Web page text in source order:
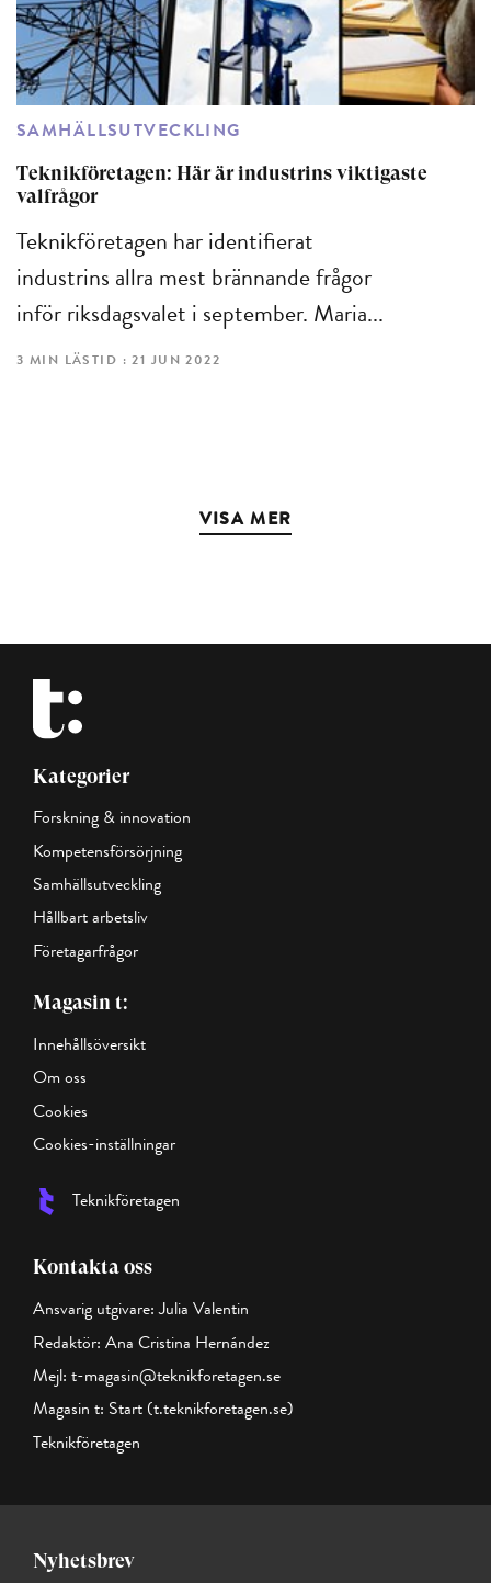
SAMHÄLLSUTVECKLING
Teknikföretagen: Här är industrins viktigaste
valfrågor
Teknikföretagen har identifierat
industrins allra mest brännande frågor
inför riksdagsvalet i september. Maria...
3 MIN LÄSTID : 21 JUN 2022
VISA MER
Kategorier
Forskning & innovation
Kompetensförsörjning
Samhällsutveckling
Hållbart arbetsliv
Företagarfrågor
Magasin t:
Innehållsöversikt
Om oss
Cookies
Cookies-inställningar
Teknikföretagen
Kontakta oss
Ansvarig utgivare: Julia Valentin
Redaktör: Ana Cristina Hernández
Mejl: t-magasin@teknikforetagen.se
Magasin t: Start (t.teknikforetagen.se)
Teknikföretagen
Nyhetsbrev